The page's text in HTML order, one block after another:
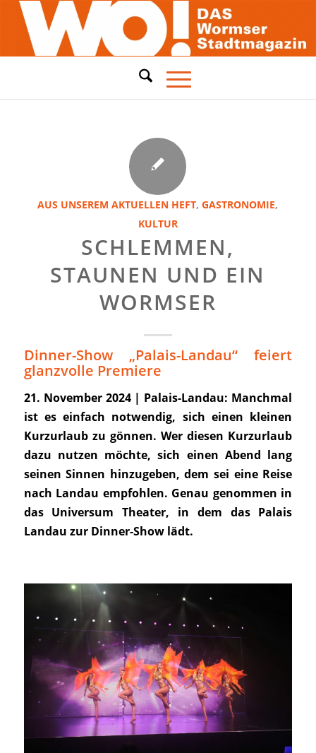
AUS UNSEREM AKTUELLEN HEFT,GASTRONOMIE,
KULTUR
SCHLEMMEN,
STAUNEN UND EIN
WORMSER
Dinner-Show „Palais-Landau“ feiert
glanzvolle Premiere
21. November 2024 | Palais-Landau: Manchmal
ist es einfach notwendig, sich einen kleinen
Kurzurlaub zu gönnen. Wer diesen Kurzurlaub
dazu nutzen möchte, sich einen Abend lang
seinen Sinnen hinzugeben, dem sei eine Reise
nach Landau empfohlen. Genau genommen in
das Universum Theater, in dem das Palais
Landau zur Dinner-Show lädt.